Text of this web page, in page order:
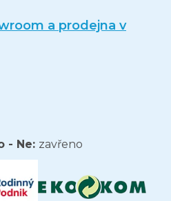
a prodejna v
- Ne: zavřeno